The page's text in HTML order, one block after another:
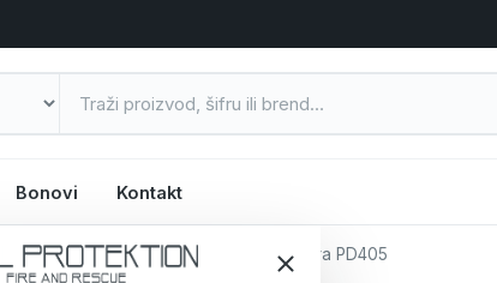
Bonovi Kontakt
sistemi (UKV i DMR) /Ručna stanica Hytera PD405